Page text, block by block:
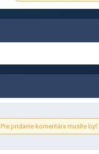
Pre pridanie komentára musíte byť